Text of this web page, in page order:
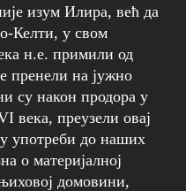
изум Илира, већ да
Келти, у свом
н.е. примили од
пренели на јужно
су након продора у
века, преузели овај
употреби до наших
о материјалној
домовини,